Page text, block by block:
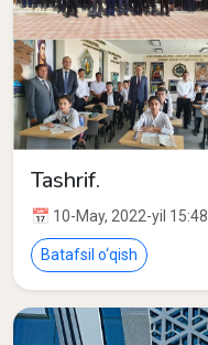
Tashrif.
📅 10-May, 2022-yil 15:48
Batafsil o‘qish